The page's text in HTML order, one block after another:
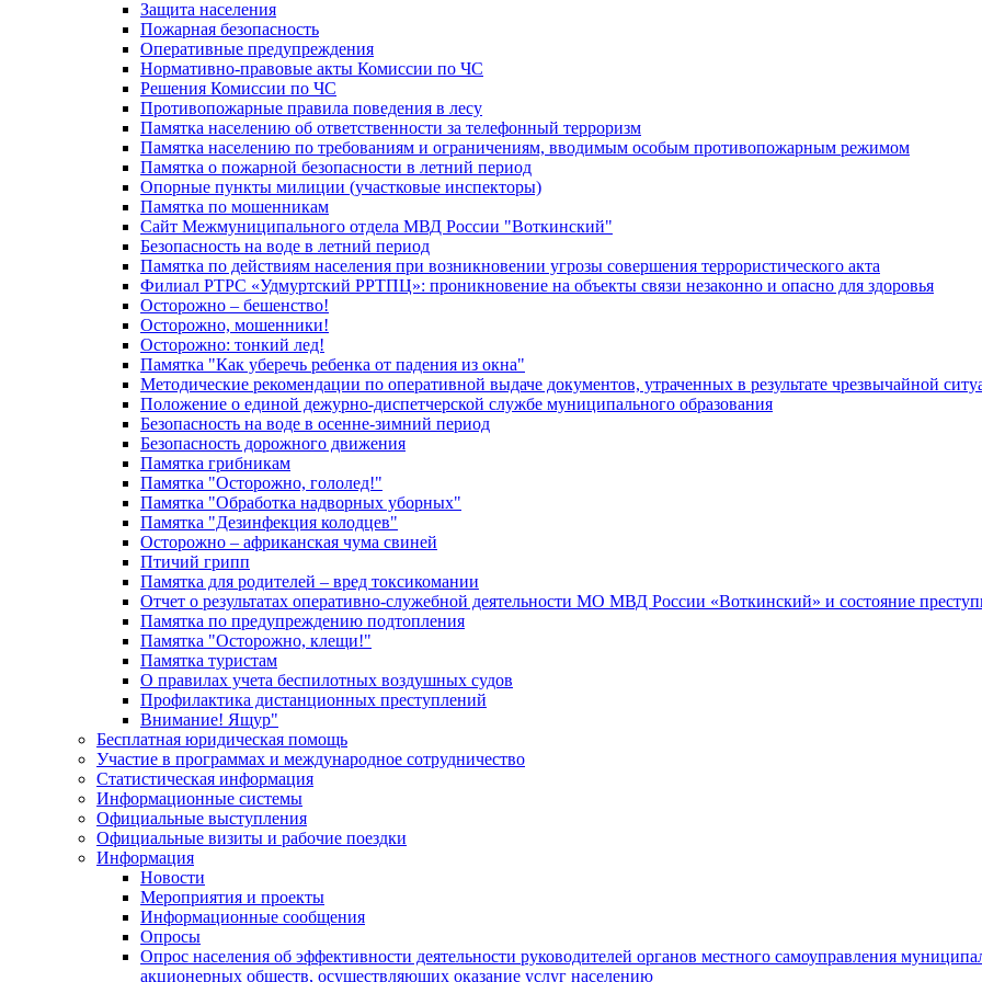
Защита населения
Пожарная безопасность
Оперативные предупреждения
Нормативно-правовые акты Комиссии по ЧС
Решения Комиссии по ЧС
Противопожарные правила поведения в лесу
Памятка населению об ответственности за телефонный терроризм
Памятка населению по требованиям и ограничениям, вводимым особым противопожарным режимом
Памятка о пожарной безопасности в летний период
Опорные пункты милиции (участковые инспекторы)
Памятка по мошенникам
Сайт Межмуниципального отдела МВД России "Воткинский"
Безопасность на воде в летний период
Памятка по действиям населения при возникновении угрозы совершения террористического акта
Филиал РТРС «Удмуртский РРТПЦ»: проникновение на объекты связи незаконно и опасно для здоровья
Осторожно – бешенство!
Осторожно, мошенники!
Осторожно: тонкий лед!
Памятка "Как уберечь ребенка от падения из окна"
Методические рекомендации по оперативной выдаче документов, утраченных в результате чрезвычайной
Положение о единой дежурно-диспетчерской службе муниципального образования
Безопасность на воде в осенне-зимний период
Безопасность дорожного движения
Памятка грибникам
Памятка "Осторожно, гололед!"
Памятка "Обработка надворных уборных"
Памятка "Дезинфекция колодцев"
Осторожно – африканская чума свиней
Птичий грипп
Памятка для родителей – вред токсикомании
Отчет о результатах оперативно-служебной деятельности МО МВД России «Воткинский» и состояние
Памятка по предупреждению подтопления
Памятка "Осторожно, клещи!"
Памятка туристам
О правилах учета беспилотных воздушных судов
Профилактика дистанционных преступлений
Внимание! Ящур"
Бесплатная юридическая помощь
Участие в программах и международное сотрудничество
Статистическая информация
Информационные системы
Официальные выступления
Официальные визиты и рабочие поездки
Информация
Новости
Мероприятия и проекты
Информационные сообщения
Опросы
Опрос населения об эффективности деятельности руководителей органов местного самоуправления
акционерных обществ, осуществляющих оказание услуг населению